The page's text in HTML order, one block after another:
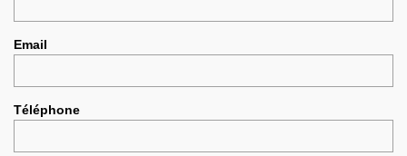
Email
Téléphone